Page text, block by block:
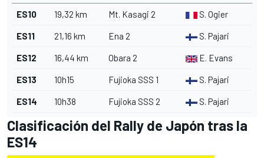
ES10 19,32 km Mt. Kasagi 2 S. Ogier
ES11 21,16 km Ena 2 S. Pajari
ES12 16,44 km Obara 2 E. Evans
ES13 10h15 Fujioka SSS 1 S. Pajari
ES14 10h38 Fujioka SSS 2 S. Pajari
Clasificación del Rally de Japón tras la
ES14